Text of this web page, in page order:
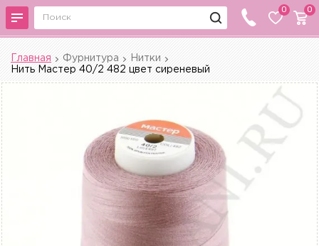
0 0
Главная Фурнитура
Нитки
Нить Мастер 40/2 482 цвет сиреневый